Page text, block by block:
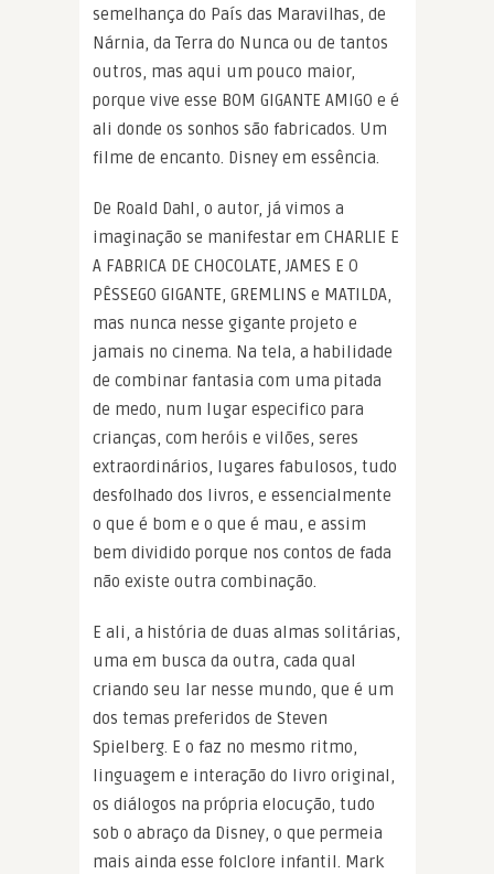
semelhança do País das Maravilhas, de
Nárnia, da Terra do Nunca ou de tantos
outros, mas aqui um pouco maior,
porque vive esse BOM GIGANTE AMIGO e é
ali donde os sonhos são fabricados. Um
filme de encanto. Disney em essência.
De Roald Dahl, o autor, já vimos a
imaginação se manifestar em CHARLIE E
A FABRICA DE CHOCOLATE, JAMES E O
PÊSSEGO GIGANTE, GREMLINS e MATILDA,
mas nunca nesse gigante projeto e
jamais no cinema. Na tela, a habilidade
de combinar fantasia com uma pitada
de medo, num lugar especifico para
crianças, com heróis e vilões, seres
extraordinários, lugares fabulosos, tudo
desfolhado dos livros, e essencialmente
o que é bom e o que é mau, e assim
bem dividido porque nos contos de fada
não existe outra combinação.
E ali, a história de duas almas solitárias,
uma em busca da outra, cada qual
criando seu lar nesse mundo, que é um
dos temas preferidos de Steven
Spielberg. E o faz no mesmo ritmo,
linguagem e interação do livro original,
os diálogos na própria elocução, tudo
sob o abraço da Disney, o que permeia
mais ainda esse folclore infantil. Mark